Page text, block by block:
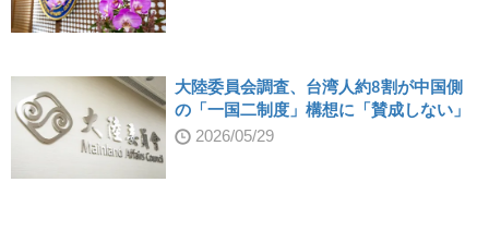
大陸委員会調査、台湾人約8割が中国側
の「一国二制度」構想に「賛成しない」
2026/05/29